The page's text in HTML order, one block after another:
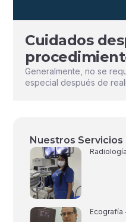
Cuidados
Generalmente, no se
especial después de
Nuestros Servicios
Ecografía